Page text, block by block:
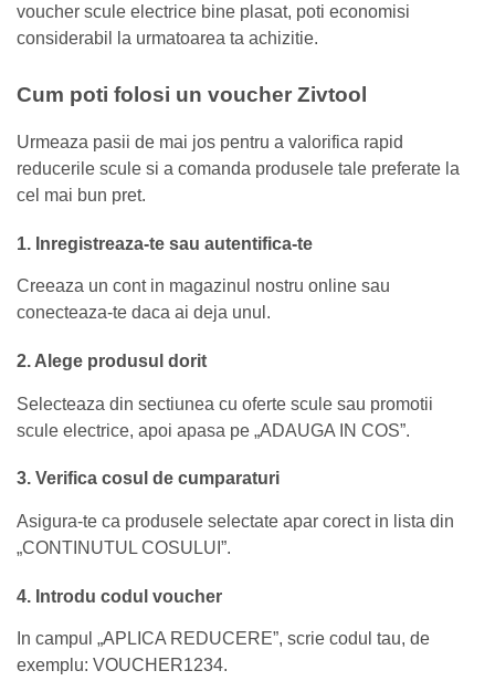
voucher scule electrice bine plasat, poti economisi
considerabil la urmatoarea ta achizitie.
Cum poti folosi un voucher Zivtool
Urmeaza pasii de mai jos pentru a valorifica rapid
reducerile scule si a comanda produsele tale preferate la
cel mai bun pret.
1. Inregistreaza-te sau autentifica-te
Creeaza un cont in magazinul nostru online sau
conecteaza-te daca ai deja unul.
2. Alege produsul dorit
Selecteaza din sectiunea cu oferte scule sau promotii
scule electrice, apoi apasa pe „ADAUGA IN COS”.
3. Verifica cosul de cumparaturi
Asigura-te ca produsele selectate apar corect in lista din
„CONTINUTUL COSULUI”.
4. Introdu codul voucher
In campul „APLICA REDUCERE”, scrie codul tau, de
exemplu: VOUCHER1234.